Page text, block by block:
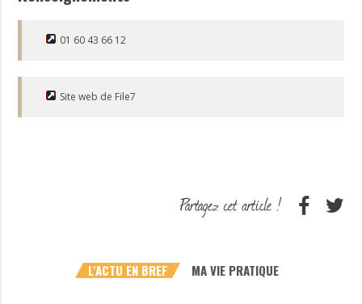
01 60 43 66 12
Site web de File7
L'ACTU EN BREF MA VIE PRATIQUE